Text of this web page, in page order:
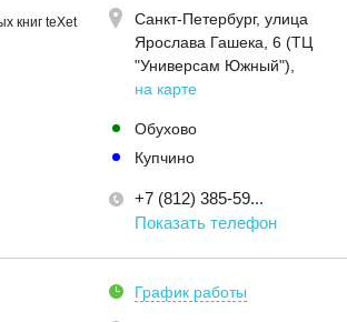
книг teXet Санкт-Петербург, улица
Ярослава Гашека, 6 (ТЦ
"Универсам Южный")
на карте
Обухово
Купчино
+7 (812) 385-59...
Показать телефон
График работы